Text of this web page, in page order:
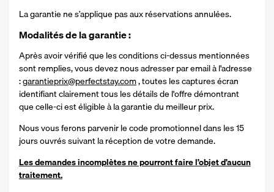
La garantie ne s’applique pas aux réservations annulées.
Modalités de la garantie :
Après avoir vérifié que les conditions ci-dessus mentionnées
sont remplies, vous devez nous adresser par email à l'adresse
:garantieprix@perfectstay.com, toutes les captures écran
identifiant clairement tous les détails de l'offre démontrant
que celle-ci est éligible à la garantie du meilleur prix.
Nous vous ferons parvenir le code promotionnel dans les 15
jours ouvrés suivant la réception de votre demande.
Les demandes incomplètes ne pourront faire l’objet d’aucun
traitement.